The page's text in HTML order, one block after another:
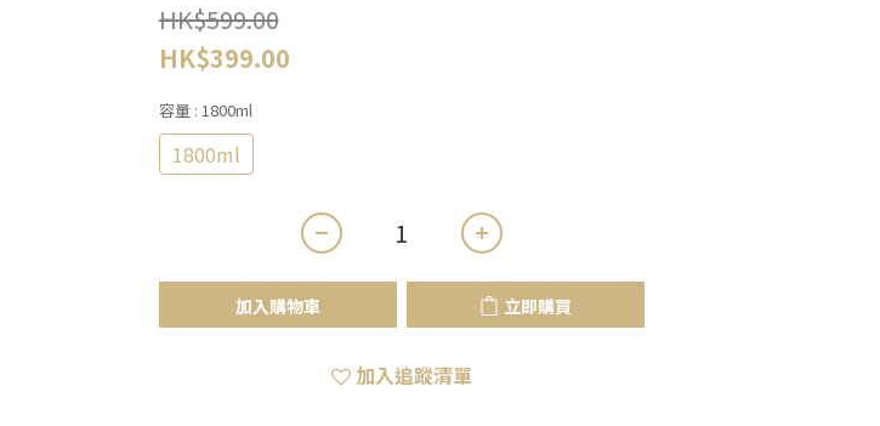
HK$599.00
HK$399.00
容量 : 1800ml
1800ml
加入購物車 立即購買
加入追蹤清單